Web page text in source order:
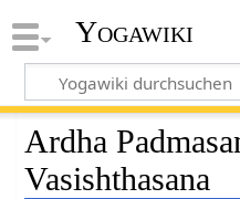
Yogawiki
Ardha
Vasishthasana